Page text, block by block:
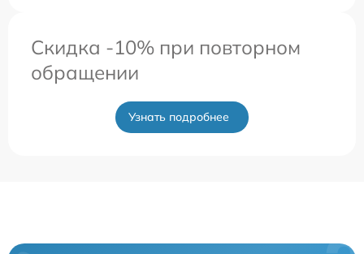
Скидка -10% при повторном
обращении
Узнать подробнее